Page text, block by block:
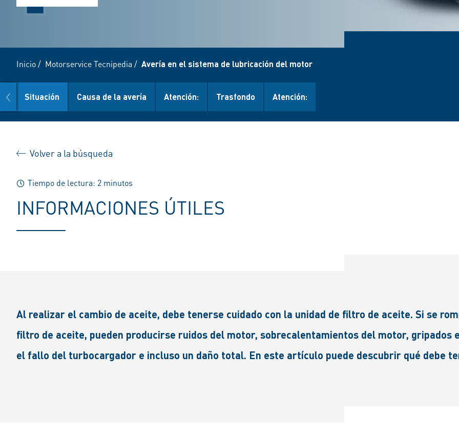
Inicio/ Motorservice Tecnipedia / Avería en el sistema de lubricación del motor
prev Situación Causa de la avería Atención: Trasfondo Atención:
Volver a la búsqueda
Tiempo de lectura: 2 minutos
INFORMACIONES ÚTILES
Al realizar el cambio de aceite, debe tenerse cuidado con la unidad de filtro de aceite. Si se
filtro de aceite, pueden producirse ruidos del motor, sobrecalentamientos del motor, gripados
el fallo del turbocargador e incluso un daño total. En este artículo puede descubrir qué debe